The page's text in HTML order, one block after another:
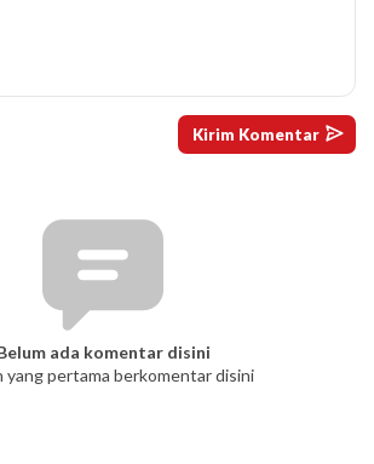
ada komentar disini
yang pertama berkomentar disini